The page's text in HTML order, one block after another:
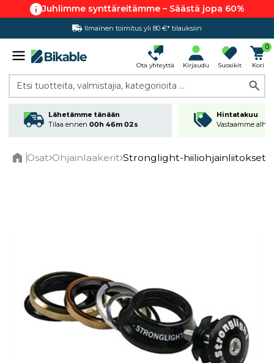
Juhlimme synttäreitämme – Säästä jopa 60%
Ilmainen toimitus yli 80 €* tilauksiin
Ota yhteyttä Kirjaudu Suosikit
0
Kori
Etsi tuotteita, valmistajia, kategorioita ...
Lähetämme tänään
Tilaa ennen 00h 46m 01s
Hintatakuu
Vastaamme
Osat Ohjainlaakerit Stronglight-hiiliohjainliitokset 1